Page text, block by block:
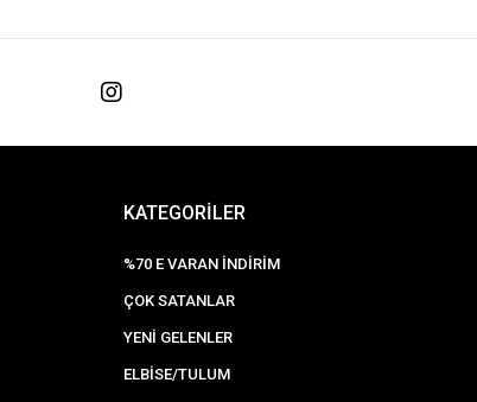
KATEGORİLER
%70 E VARAN İNDİRİM
ÇOK SATANLAR
YENİ GELENLER
ELBİSE/TULUM